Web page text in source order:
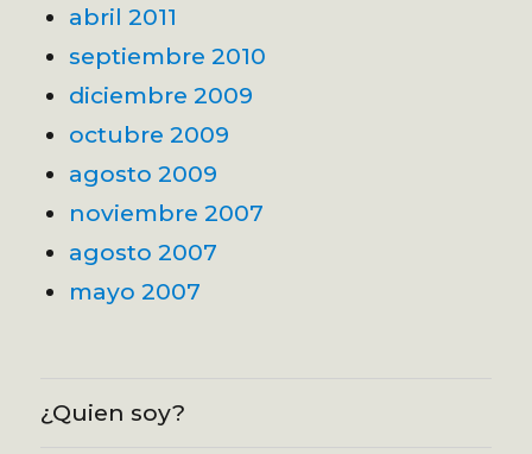
abril 2011
septiembre 2010
diciembre 2009
octubre 2009
agosto 2009
noviembre 2007
agosto 2007
mayo 2007
¿Quien soy?